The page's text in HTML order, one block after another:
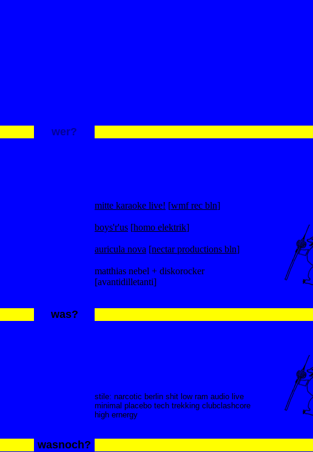
wer?
mitte karaoke live! [wmf rec bln]
boys'r'us [homo elektrik]
auricula nova [nectar productions bln]
matthias nebel + diskorocker
[avantidilletanti]
was?
stile: narcotic berlin shit low ram audio live
minimal placebo tech trekking clubclashcore
high ernergy
wasnoch?